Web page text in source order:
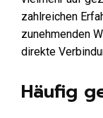
zahlreichen
zunehmenden
direkte
Häufig